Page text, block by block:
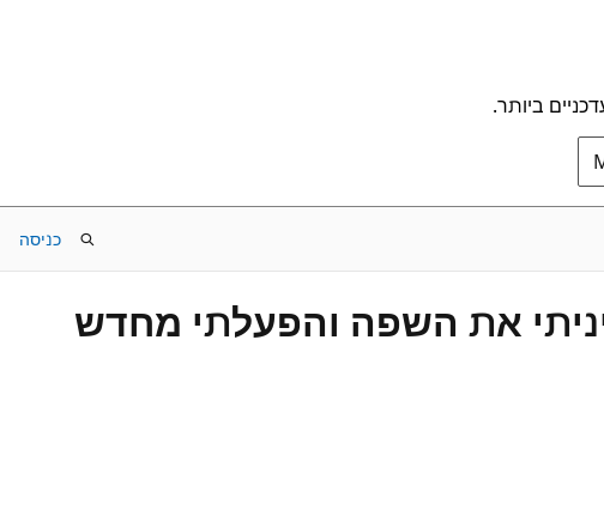
כניסה
את השפה והפעלתי מחדש